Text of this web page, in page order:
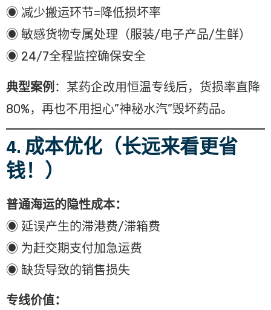
◉ 减少搬运环节=降低损坏率
◉ 敏感货物专属处理（服装/电子产品/生鲜）
◉ 24/7全程监控确保安全
典型案例 ：某药企改用恒温专线后，货损率直降
80%，再也不用担心”神秘水汽”毁坏药品。
4. 成本优化（长远来看更省
钱！）
普通海运的隐性成本：
◉ 延误产生的滞港费/滞箱费
◉ 为赶交期支付加急运费
◉ 缺货导致的销售损失
专线价值：